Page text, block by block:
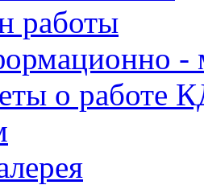
работы
-
о работе